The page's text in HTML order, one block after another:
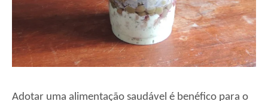
Adotar uma alimentação saudável é benéfico para o